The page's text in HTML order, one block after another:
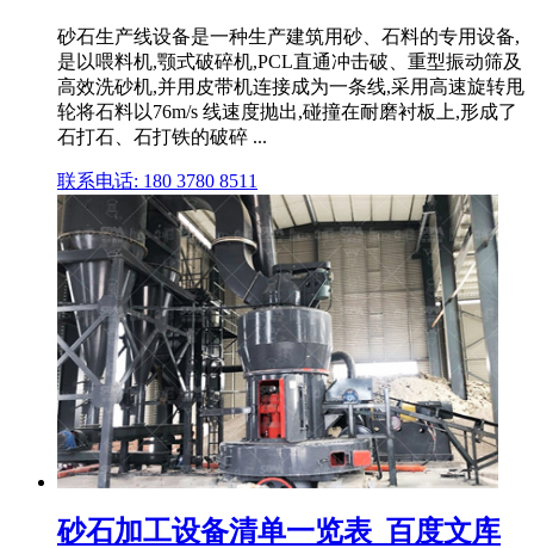
砂石生产线设备是一种生产建筑用砂、石料的专用设备,
是以喂料机,颚式破碎机,PCL直通冲击破、重型振动筛及
高效洗砂机,并用皮带机连接成为一条线,采用高速旋转甩
轮将石料以76m/s 线速度抛出,碰撞在耐磨衬板上,形成了
石打石、石打铁的破碎 ...
联系电话: 180 3780 8511
砂石加工设备清单一览表_百度文库